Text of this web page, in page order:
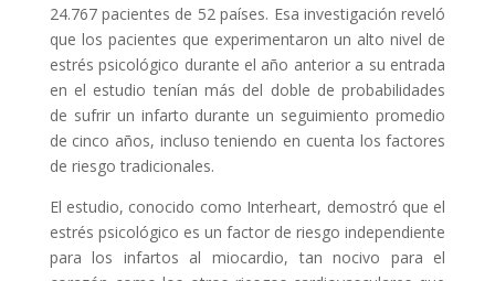
24.767 pacientes de 52 países. Esa investigación reveló
que los pacientes que experimentaron un alto nivel de
estrés psicológico durante el año anterior a su entrada
en el estudio tenían más del doble de probabilidades
de sufrir un infarto durante un seguimiento promedio
de cinco años, incluso teniendo en cuenta los factores
de riesgo tradicionales.
El estudio, conocido como Interheart, demostró que el
estrés psicológico es un factor de riesgo independiente
para los infartos al miocardio, tan nocivo para el